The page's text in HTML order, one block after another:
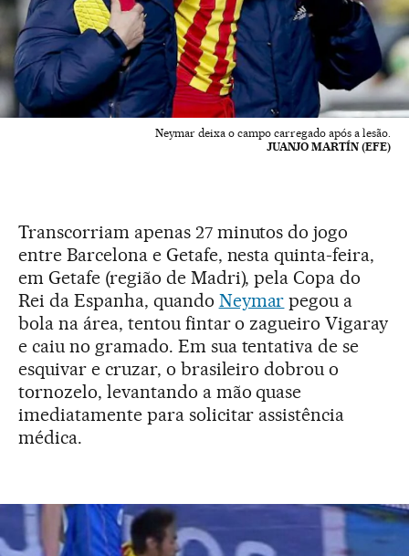
Neymar deixa o campo carregado após a lesão.
JUANJO MARTÍN (EFE)
Transcorriam apenas 27 minutos do jogo
entre Barcelona e Getafe, nesta quinta-feira,
em Getafe (região de Madri), pela Copa do
Rei da Espanha, quando Neymar pegou a
bola na área, tentou fintar o zagueiro Vigaray
e caiu no gramado. Em sua tentativa de se
esquivar e cruzar, o brasileiro dobrou o
tornozelo, levantando a mão quase
imediatamente para solicitar assistência
médica.